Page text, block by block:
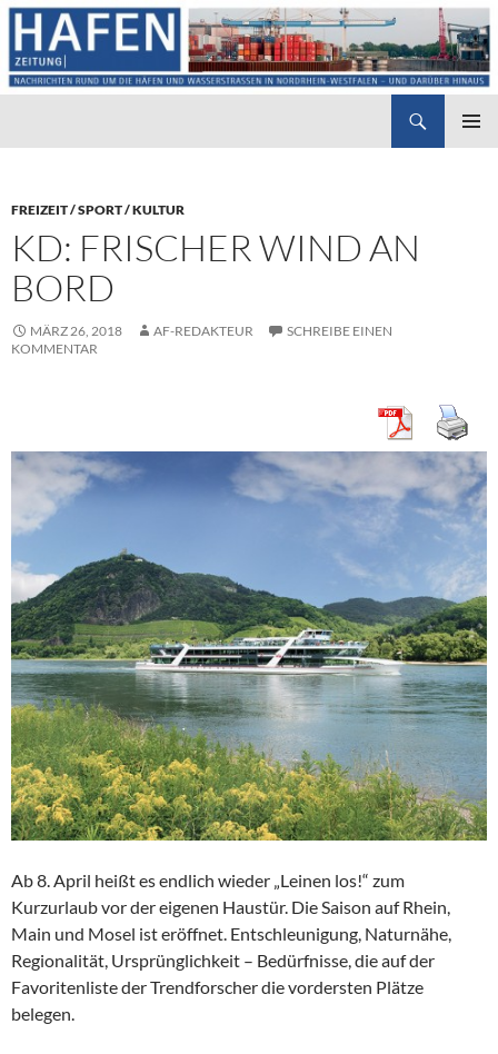
FREIZEIT / SPORT / KULTUR
KD: FRISCHER WIND AN
BORD
MÄRZ 26, 2018 AF-REDAKTEUR
SCHREIBE EINEN
KOMMENTAR
Ab 8. April heißt es endlich wieder „Leinen los!“ zum
Kurzurlaub vor der eigenen Haustür. Die Saison auf Rhein,
Main und Mosel ist eröffnet. Entschleunigung, Naturnähe,
Regionalität, Ursprünglichkeit – Bedürfnisse, die auf der
Favoritenliste der Trendforscher die vordersten Plätze
belegen.